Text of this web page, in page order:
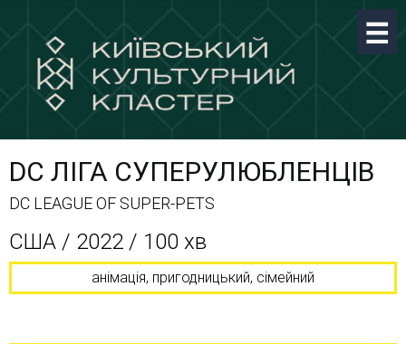
DC ЛІГА СУПЕРУЛЮБЛЕНЦІВ
DC LEAGUE OF SUPER-PETS
CША / 2022 / 100 хв
анімація, пригодницький, сімейний